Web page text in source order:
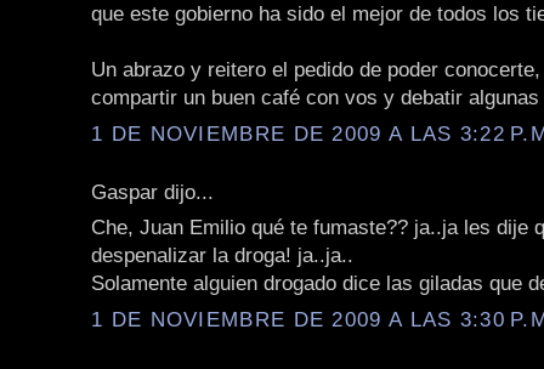
que este gobierno ha sido el mejor de todos los
Un abrazo y reitero el pedido de poder
compartir un buen café con vos y debatir
1 DE NOVIEMBRE DE 2009 A LAS 3:22
Gaspar dijo...
Che, Juan Emilio qué te fumaste?? ja..ja les dije
despenalizar la droga! ja..ja..
Solamente alguien drogado dice las giladas que
1 DE NOVIEMBRE DE 2009 A LAS 3:30